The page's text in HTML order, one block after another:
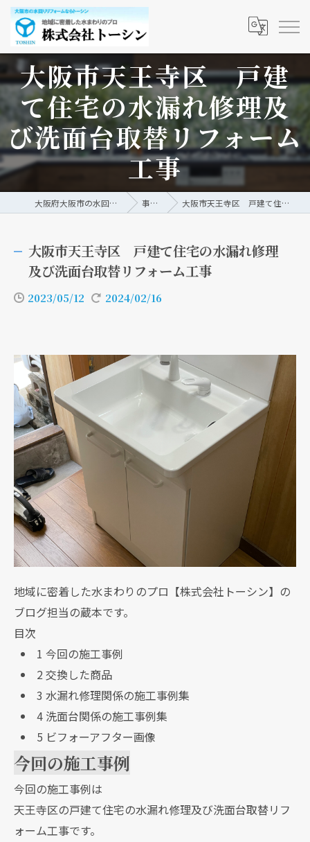
大阪市天王寺区 戸建
て住宅の水漏れ修理及
び洗面台取替リフォーム
工事
大阪府大阪市の水回りリフォームなら株式会社トーシン 事例/ブログ 大阪市天王寺区 戸建て住宅の水漏れ修理及び洗面台取替リフォーム工事
大阪市天王寺区 戸建て住宅の水漏れ修理
及び洗面台取替リフォーム工事
2023/05/12 2024/02/16
地域に密着した水まわりのプロ【株式会社トーシン】の
ブログ担当の蔵本です。
目次
1 今回の施工事例
2交換した商品
3 水漏れ修理関係の施工事例集
4洗面台関係の施工事例集
5 ビフォーアフター画像
今回の施工事例
今回の施工事例は
天王寺区の戸建て住宅の水漏れ修理及び洗面台取替リフ
ォーム工事です。